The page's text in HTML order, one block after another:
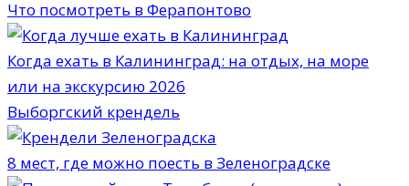
Что посмотреть в Ферапонтово
Когда ехать в Калининград: на отдых, на море
или на экскурсию 2026
Выборгский крендель
8 мест, где можно поесть в Зеленоградске